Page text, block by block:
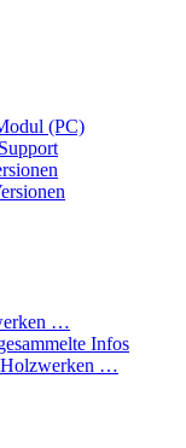
(PC)
…
Infos
Holzwerken …